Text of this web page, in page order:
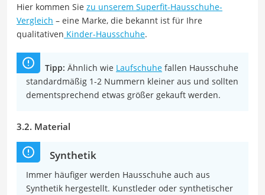
Hier kommen Sie zu unserem Superfit-Hausschuhe-
Vergleich – eine Marke, die bekannt ist für Ihre
qualitativen Kinder-Hausschuhe.
Tipp: Ähnlich wie Laufschuhe fallen Hausschuhe
standardmäßig 1-2 Nummern kleiner aus und sollten
dementsprechend etwas größer gekauft werden.
3.2. Material
Synthetik
Immer häufiger werden Hausschuhe auch aus
Synthetik hergestellt. Kunstleder oder synthetischer